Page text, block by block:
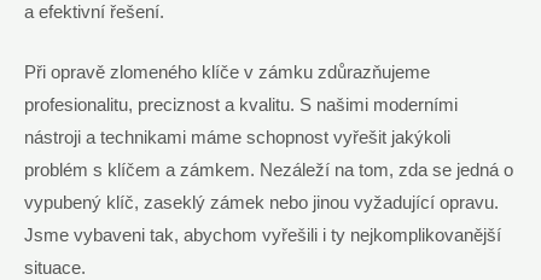
a efektivní řešení.
Při opravě zlomeného klíče v zámku zdůrazňujeme
profesionalitu, preciznost a kvalitu. S našimi moderními
nástroji a technikami máme schopnost vyřešit jakýkoli
problém s klíčem a zámkem. Nezáleží na tom, zda se jedná o
vypubený klíč, zaseklý zámek nebo jinou vyžadující opravu.
Jsme vybaveni tak, abychom vyřešili i ty nejkomplikovanější
situace.